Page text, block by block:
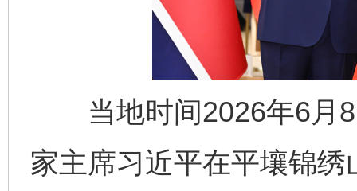
当地时间2026年6月8
家主席习近平在平壤锦